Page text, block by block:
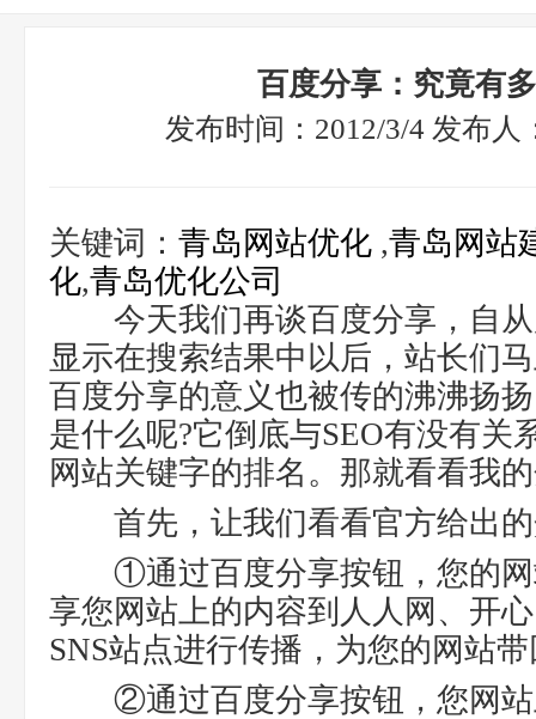
百度分享：究竟有
发布时间：2012/3/4 发布人
关键词： 青岛网站优化 ,青岛网站
化,青岛优化公司
今天我们再谈百度分享，自从
显示在搜索结果中以后，站长们
百度分享的意义也被传的沸沸扬
是什么呢?它倒底与SEO有没有关
网站关键字的排名。那就看看我
首先，让我们看看官方给出的
①通过百度分享按钮，您的网
享您网站上的内容到人人网、开
SNS站点进行传播，为您的网站
②通过百度分享按钮，您网站